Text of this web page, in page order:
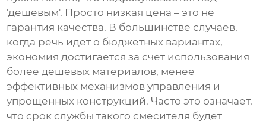
'дешевым'. Просто низкая цена – это не
гарантия качества. В большинстве случаев,
когда речь идет о бюджетных вариантах,
экономия достигается за счет использования
более дешевых материалов, менее
эффективных механизмов управления и
упрощенных конструкций. Часто это означает,
что срок службы такого смесителя будет